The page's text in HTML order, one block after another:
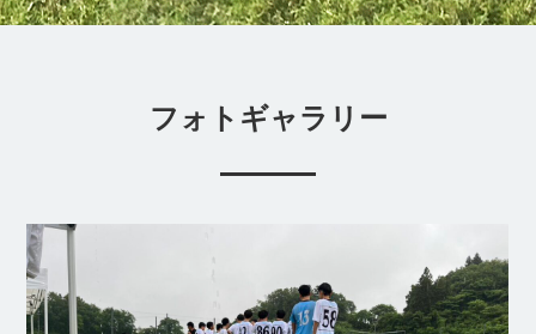
フォトギャラリー